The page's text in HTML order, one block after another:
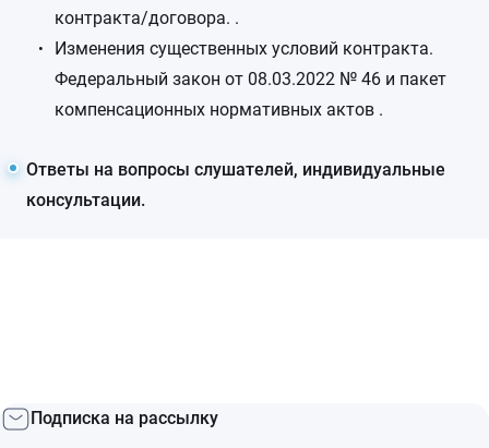
контракта/договора. .
Изменения существенных условий контракта.
Федеральный закон от 08.03.2022 № 46 и пакет
компенсационных нормативных актов .
Ответы на вопросы слушателей, индивидуальные
консультации.
Подписка на рассылку